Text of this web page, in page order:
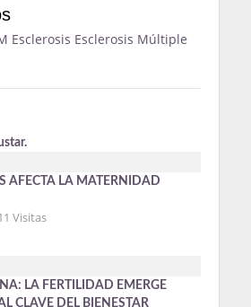
Esclerosis Esclerosis Múltiple
AFECTA LA MATERNIDAD
Visitas
LA FERTILIDAD EMERGE
CLAVE DEL BIENESTAR